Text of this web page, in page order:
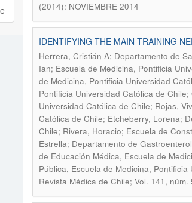
(2014): NOVIEMBRE 2014
IDENTIFYING THE MAIN TRAINING
Herrera, Cristián A; Departamento de
Ian; Escuela de Medicina, Pontificia
de Medicina, Pontificia Universidad
Pontificia Universidad Católica de
Universidad Católica de Chile; Rojas,
Católica de Chile; Etcheberry, Lorena;
Chile; Rivera, Horacio; Escuela de
Estrella; Departamento de
de Educación Médica, Escuela de
Pública, Escuela de Medicina,
Revista Médica de Chile; Vol. 141,